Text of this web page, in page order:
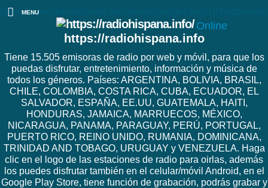
https://www.radiohispana.info/assets/images/
Online
https://radiohispana.info
Tiene 15.505 emisoras de radio por web y móvil, para que los
puedas disfrutar, entretenimiento, información y música de
todos los géneros. Países: ARGENTINA, BOLIVIA, BRASIL,
CHILE, COLOMBIA, COSTA RICA, CUBA, ECUADOR, EL
SALVADOR, ESPAÑA, EE.UU, GUATEMALA, HAITI,
HONDURAS, JAMAICA, MARRUECOS, MÉXICO,
NICARAGUA, PANAMA, PARAGUAY, PERÚ, PORTUGAL,
PUERTO RICO, REINO UNIDO, RUMANIA, DOMINICANA,
TRINIDAD AND TOBAGO, URUGUAY y VENEZUELA. Haga
clic en el logo de las estaciones de radio para oirlas, además
los puedes disfrutar también en el celular/móvil Android, en el
Google Play Store, tiene función de grabación, podrás grabar y
MENU